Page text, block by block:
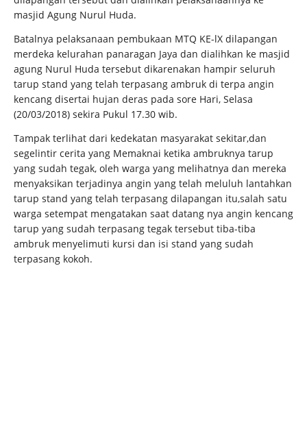
masjid Agung Nurul Huda.
Batalnya pelaksanaan pembukaan MTQ KE-lX dilapangan
merdeka kelurahan panaragan Jaya dan dialihkan ke masjid
agung Nurul Huda tersebut dikarenakan hampir seluruh
tarup stand yang telah terpasang ambruk di terpa angin
kencang disertai hujan deras pada sore Hari, Selasa
(20/03/2018) sekira Pukul 17.30 wib.
Tampak terlihat dari kedekatan masyarakat sekitar,dan
segelintir cerita yang Memaknai ketika ambruknya tarup
yang sudah tegak, oleh warga yang melihatnya dan mereka
menyaksikan terjadinya angin yang telah meluluh lantahkan
tarup stand yang telah terpasang dilapangan itu,salah satu
warga setempat mengatakan saat datang nya angin kencang
tarup yang sudah terpasang tegak tersebut tiba-tiba
ambruk menyelimuti kursi dan isi stand yang sudah
terpasang kokoh.